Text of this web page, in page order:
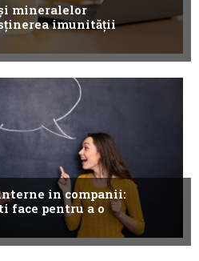
mineralelor
imunității
in companii:
face pentru a o